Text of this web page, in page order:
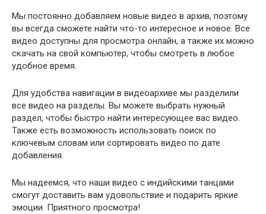
Мы постоянно добавляем новые видео в архив, поэтому
вы всегда сможете найти что-то интересное и новое. Все
видео доступны для просмотра онлайн, а также их можно
скачать на свой компьютер, чтобы смотреть в любое
удобное время.
Для удобства навигации в видеоархиве мы разделили
все видео на разделы. Вы можете выбрать нужный
раздел, чтобы быстро найти интересующее вас видео.
Также есть возможность использовать поиск по
ключевым словам или сортировать видео по дате
добавления.
Мы надеемся, что наши видео с индийскими танцами
смогут доставить вам удовольствие и подарить яркие
эмоции. Приятного просмотра!